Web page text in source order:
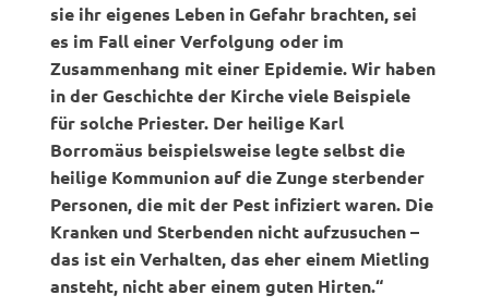
sie ihr eigenes Leben in Gefahr brachten, sei
es im Fall einer Verfolgung oder im
Zusammenhang mit einer Epidemie. Wir haben
in der Geschichte der Kirche viele Beispiele
für solche Priester. Der heilige Karl
Borromäus beispielsweise legte selbst die
heilige Kommunion auf die Zunge sterbender
Personen, die mit der Pest infiziert waren. Die
Kranken und Sterbenden nicht aufzusuchen –
das ist ein Verhalten, das eher einem Mietling
ansteht, nicht aber einem guten Hirten.“